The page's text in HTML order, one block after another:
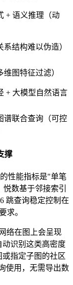
+ 语义推理（动
系结构难以伪造）
维图特征过滤）
+ 大模型自然语言
谱联合查询（可控
撑
性能指标是"单笔
数基于邻接索引
跳查询稳定控制在
求。
络在图上会呈现
动识别这类高密度
指定子图的社区
使用，无需导出数